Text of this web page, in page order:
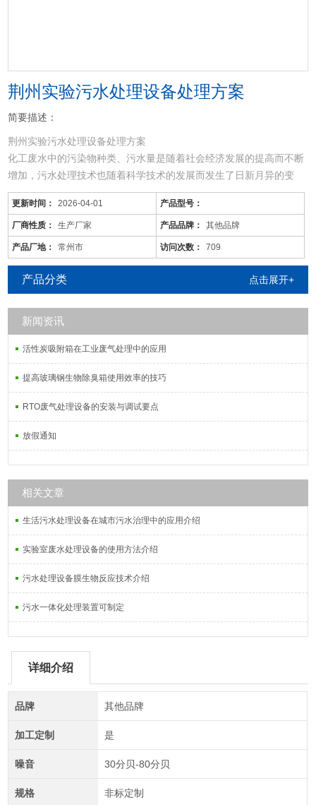
荆州实验污水处理设备处理方案
简要描述：
荆州实验污水处理设备处理方案
化工废水中的污染物种类、污水量是随着社会经济发展的提高而不断
增加，污水处理技术也随着科学技术的发展而发生了日新月异的变
化，同时，旧的污水处理技术也不断被革新和发展着。尤其现在的化
工废水中的污染物是多种多样的，往往用一种工艺是不能将废水中所
有的污染物去除殆尽的。用物化工艺将化工废水处理到排放标准难度
很大，而且运行成本较高；化工废水含较多的难降解有机物，可生化
性差，而且
更新时间： 2026-04-01 产品型号：
厂商性质： 生产厂家 产品品牌： 其他品牌
产品厂地： 常州市 访问次数： 709
产品分类 点击展开+
新闻资讯
活性炭吸附箱在工业废气处理中的应用
提高玻璃钢生物除臭箱使用效率的技巧
RTO废气处理设备的安装与调试要点
放假通知
相关文章
生活污水处理设备在城市污水治理中的应用介绍
实验室废水处理设备的使用方法介绍
污水处理设备膜生物反应技术介绍
污水一体化处理装置可制定
详细介绍
品牌 其他品牌
加工定制 是
噪音 30分贝-80分贝
规格 非标定制